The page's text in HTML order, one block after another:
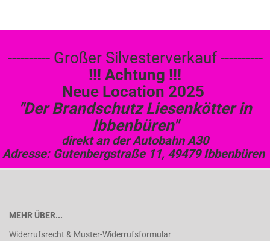
---------- Großer Silvesterverkauf ----------
!!! Achtung !!!
Neue Location 2025
"Der Brandschutz Liesenkötter in
Ibbenbüren"
direkt an der Autobahn A30
Adresse: Gutenbergstraße 11, 49479 Ibbenbüren
MEHR ÜBER...
Widerrufsrecht & Muster-Widerrufsformular